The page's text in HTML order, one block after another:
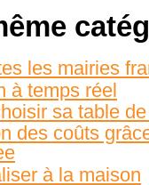
les mairies
à temps réel
sa table
des coûts
à la maison